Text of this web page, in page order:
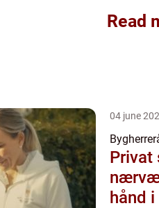
Read
04 june
Privat
hånd i